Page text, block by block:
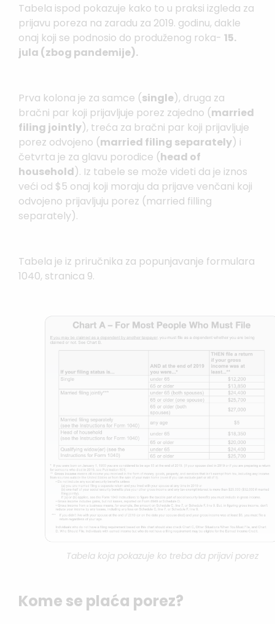
Tabela ispod pokazuje kako to u praksi izgleda za
prijavu poreza na zaradu za 2019. godinu, dakle
onaj koji se podnosio do produženog roka- 15.
jula (zbog pandemije).
Prva kolona je za samce (single), druga za
bračni par koji prijavljuje porez zajedno (married
filing jointly), treća za bračni par koji prijavljuje
porez odvojeno (married filing separately) i
četvrta je za glavu porodice (head of
household). Iz tabele se može videti da je iznos
veći od $5 onaj koji moraju da prijave venčani koji
odvojeno prijavljuju porez (married filling
separately).
Tabela je iz priručnika za popunjavanje formulara
1040, stranica 9.
Tabela koja pokazuje ko treba da prijavi porez
Kome se plaća porez?